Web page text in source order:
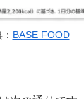
BASE FOOD